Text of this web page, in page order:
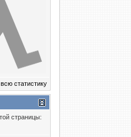
статистику
страницы: